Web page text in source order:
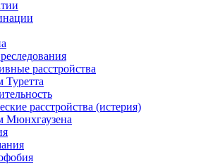
расстройства
расстройства (истерия)
Мюнхгаузена